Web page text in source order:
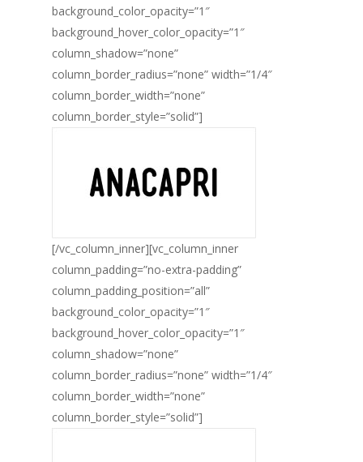
background_color_opacity=”1″
background_hover_color_opacity=”1″
column_shadow=”none”
column_border_radius=”none” width=”1/4″
column_border_width=”none”
column_border_style=”solid”]
[/vc_column_inner][vc_column_inner
column_padding=”no-extra-padding”
column_padding_position=”all”
background_color_opacity=”1″
background_hover_color_opacity=”1″
column_shadow=”none”
column_border_radius=”none” width=”1/4″
column_border_width=”none”
column_border_style=”solid”]